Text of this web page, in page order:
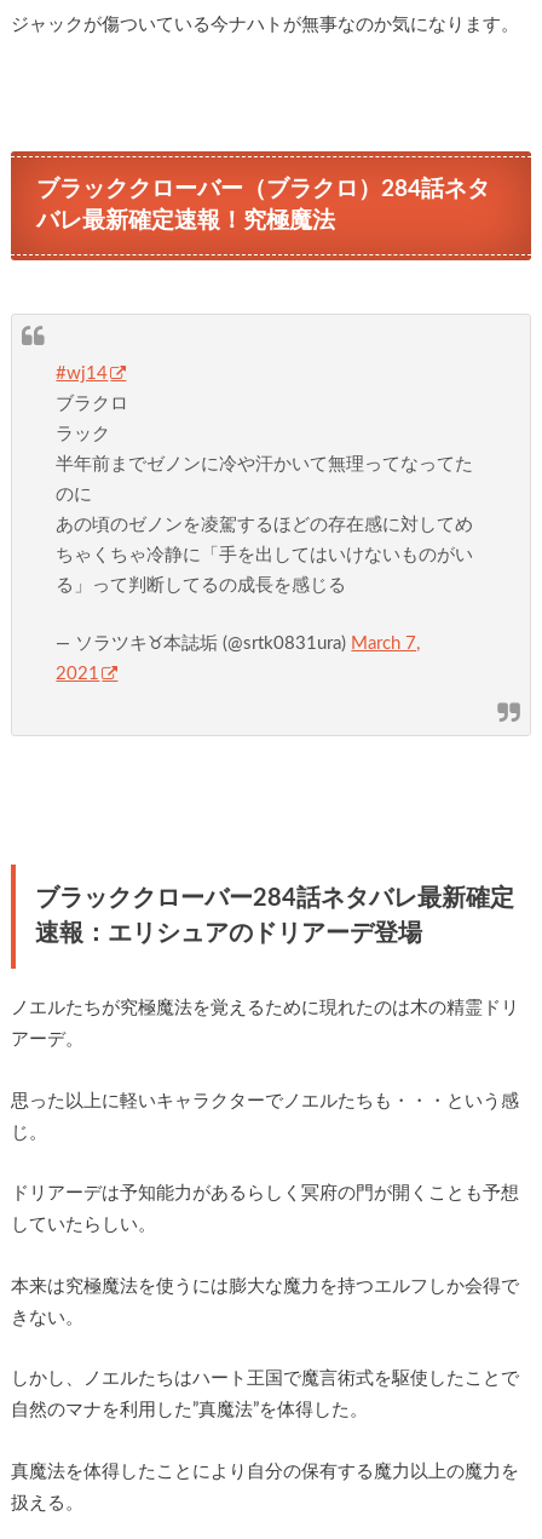
ジャックが傷ついている今ナハトが無事なのか気になります。
ブラッククローバー（ブラクロ）284話ネタ
バレ最新確定速報！究極魔法
#wj14
ブラクロ
ラック
半年前までゼノンに冷や汗かいて無理ってなってた
のに
あの頃のゼノンを凌駕するほどの存在感に対してめ
ちゃくちゃ冷静に「手を出してはいけないものがい
る」って判断してるの成長を感じる
— ソラツキ♉︎本誌垢 (@srtk0831ura) March 7,
2021
ブラッククローバー284話ネタバレ最新確定
速報：エリシュアのドリアーデ登場
ノエルたちが究極魔法を覚えるために現れたのは木の精霊ドリ
アーデ。
思った以上に軽いキャラクターでノエルたちも・・・という感
じ。
ドリアーデは予知能力があるらしく冥府の門が開くことも予想
していたらしい。
本来は究極魔法を使うには膨大な魔力を持つエルフしか会得で
きない。
しかし、ノエルたちはハート王国で魔言術式を駆使したことで
自然のマナを利用した”真魔法”を体得した。
真魔法を体得したことにより自分の保有する魔力以上の魔力を
扱える。